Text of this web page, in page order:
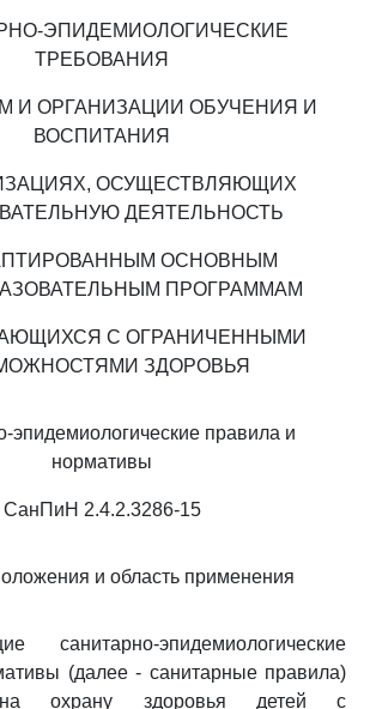
ЭПИДЕМИОЛОГИЧЕСКИЕ
ТРЕБОВАНИЯ
И ОРГАНИЗАЦИИ ОБУЧЕНИЯ И
ВОСПИТАНИЯ
ОСУЩЕСТВЛЯЮЩИХ
ДЕЯТЕЛЬНОСТЬ
ОСНОВНЫМ
ПРОГРАММАМ
С ОГРАНИЧЕННЫМИ
ЗДОРОВЬЯ
эпидемиологические правила и
нормативы
СанПиН 2.4.2.3286-15
и область применения
санитарно-эпидемиологические
(далее - санитарные правила)
на охрану здоровья детей с